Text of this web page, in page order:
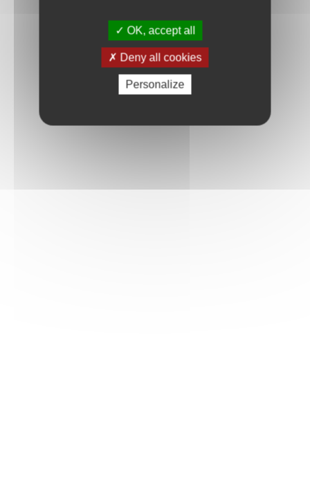
OK, accept all
Deny all cookies
Personalize